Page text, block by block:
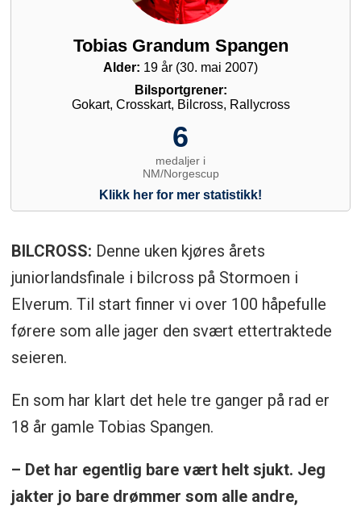
BILCROSS: Denne uken kjøres årets
juniorlandsfinale i bilcross på Stormoen i
Elverum. Til start finner vi over 100 håpefulle
førere som alle jager den svært ettertraktede
seieren.
En som har klart det hele tre ganger på rad er
18 år gamle Tobias Spangen.
– Det har egentlig bare vært helt sjukt. Jeg
jakter jo bare drømmer som alle andre,